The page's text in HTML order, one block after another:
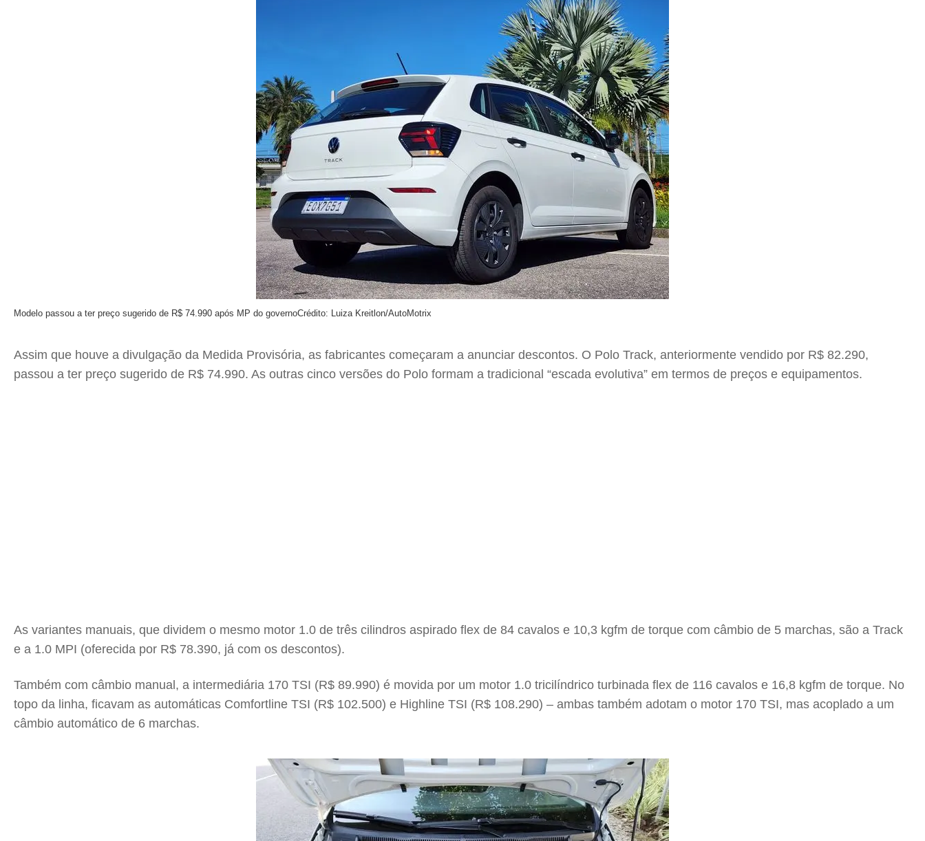
Modelo passou a ter preço sugerido de R$ 74.990 após MP do governoCrédito: Luiza Kreitlon/AutoMotrix
Assim que houve a divulgação da Medida Provisória, as fabricantes começaram a anunciar descontos. O Polo Track, anteriormente vendido por R$ 82.290,
passou a ter preço sugerido de R$ 74.990. As outras cinco versões do Polo formam a tradicional “escada evolutiva” em termos de preços e equipamentos.
As variantes manuais, que dividem o mesmo motor 1.0 de três cilindros aspirado flex de 84 cavalos e 10,3 kgfm de torque com câmbio de 5 marchas, são a Track
e a 1.0 MPI (oferecida por R$ 78.390, já com os descontos).
Também com câmbio manual, a intermediária 170 TSI (R$ 89.990) é movida por um motor 1.0 tricilíndrico turbinada flex de 116 cavalos e 16,8 kgfm de torque. No
topo da linha, ficavam as automáticas Comfortline TSI (R$ 102.500) e Highline TSI (R$ 108.290) – ambas também adotam o motor 170 TSI, mas acoplado a um
câmbio automático de 6 marchas.